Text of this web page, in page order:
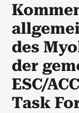
des
der
ESC/
Task